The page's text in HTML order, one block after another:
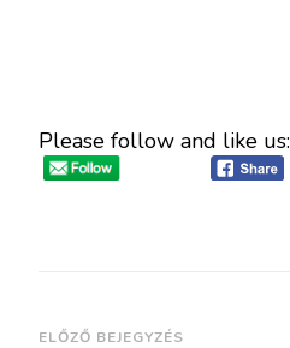
Please follow and like us:
ELŐZŐ BEJEGYZÉS